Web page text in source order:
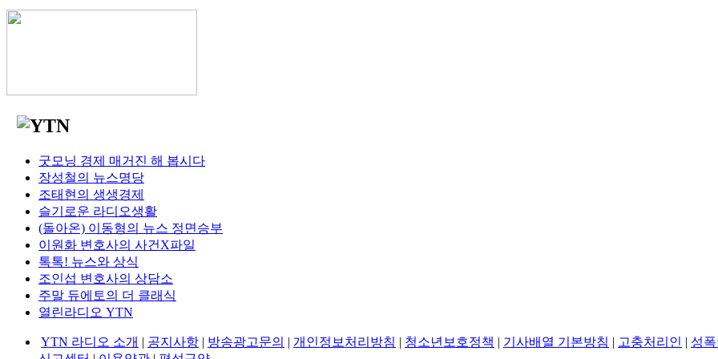
굿모닝 경제 매거진 해 봅시다
장성철의 뉴스명당
조태현의 생생경제
슬기로운 라디오생활
(돌아온) 이동형의 뉴스 정면승부
이원화 변호사의 사건X파일
톡톡! 뉴스와 상식
조인섭 변호사의 상담소
주말 듀에토의 더 클래식
열린라디오 YTN
YTN 라디오 소개 | 공지사항 | 방송광고문의 | 개인정보처리방침 | 청소년보호정책 | 기사배열 기본방침 | 고충처리인 | 성